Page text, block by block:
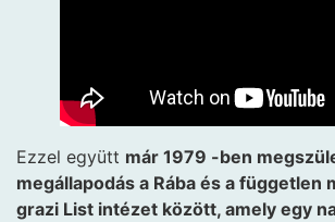
Ezzel együtt már 1979 -ben
megállapodás a Rába és a független
grazi List intézet között, amely egy